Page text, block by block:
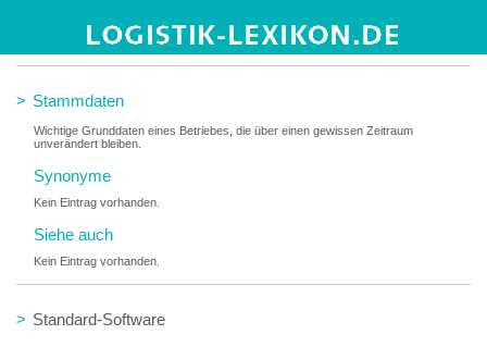
Stahlpalette
> Stammdaten
Wichtige Grunddaten eines Betriebes, die über einen gewissen Zeitraum
unverändert bleiben.
Synonyme
Kein Eintrag vorhanden.
Siehe auch
Kein Eintrag vorhanden.
> Standard-Software